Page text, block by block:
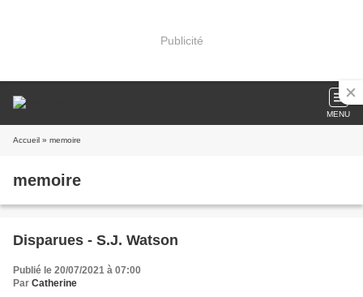
Publicité
MENU
Accueil » memoire
memoire
Disparues - S.J. Watson
Publié le 20/07/2021 à 07:00
Par Catherine